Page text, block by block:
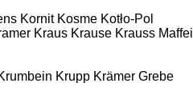
Kornit Kosme Kotło-Pol
Kraus Krause Krauss Maffei
Krupp Krämer Grebe